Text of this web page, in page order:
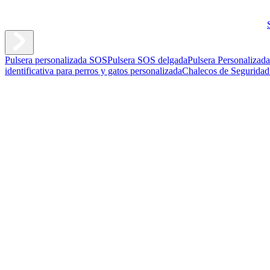
Pulsera personalizada SOSPulsera SOS delgadaPulsera
identificativa para perros y gatos personalizadaChalecos de